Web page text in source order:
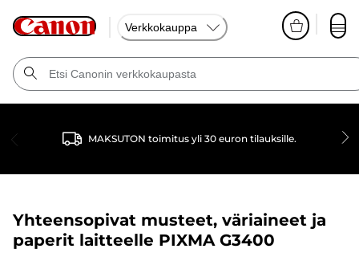
Verkkokauppa
MAKSUTON toimitus yli 30 euron tilauksille.
Yhteensopivat musteet, väriaineet ja
paperit laitteelle PIXMA G3400